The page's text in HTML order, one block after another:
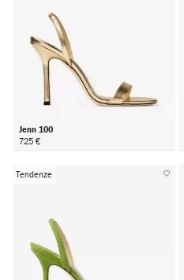
Jenn 100
725 €
Tendenze